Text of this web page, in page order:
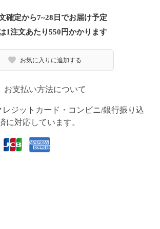
確定から7~28日でお届け予定
1注文あたり550 円かかります
お気に入りに追加する
お支払い方法について
レジットカード・コンビニ/銀行振り込
に対応しています。